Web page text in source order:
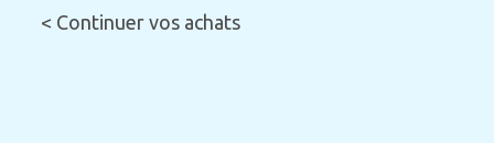
< Continuer vos achats